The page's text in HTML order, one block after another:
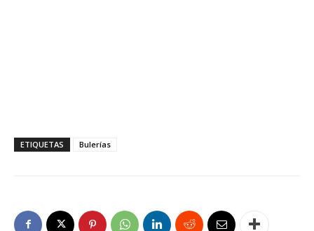
ETIQUETAS Bulerías